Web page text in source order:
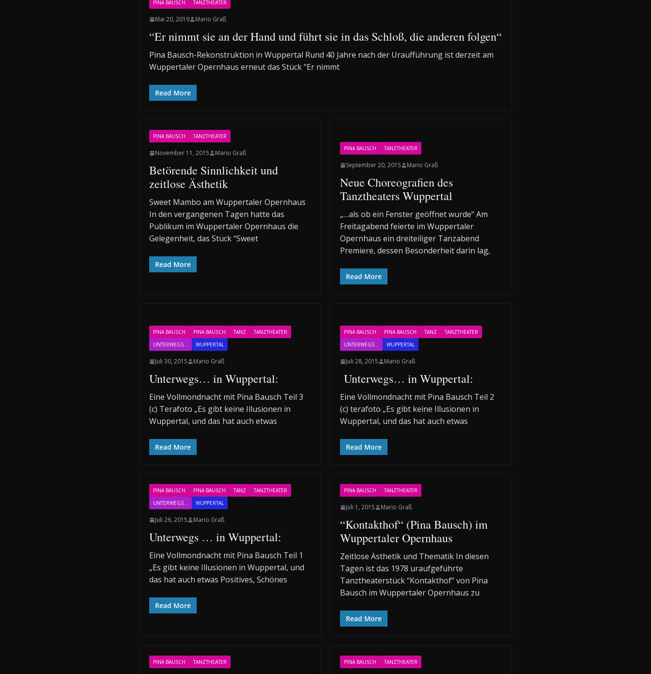
PINA BAUSCH TANZTHEATER
Mai 20, 2019 Mario Graß
“Er nimmt sie an der Hand und führt sie in das Schloß, die anderen folgen“
Pina Bausch-Rekonstruktion in Wuppertal Rund 40 Jahre nach der Uraufführung ist derzeit am
Wuppertaler Opernhaus erneut das Stück “Er nimmt
Read More
PINA BAUSCH TANZTHEATER
November 11, 2015 Mario Graß
Betörende Sinnlichkeit und
zeitlose Ästhetik
Sweet Mambo am Wuppertaler Opernhaus
In den vergangenen Tagen hatte das
Publikum im Wuppertaler Opernhaus die
Gelegenheit, das Stück “Sweet
Read More
PINA BAUSCH TANZTHEATER
September 20, 2015 Mario Graß
Neue Choreografien des
Tanztheaters Wuppertal
„…als ob ein Fenster geöffnet wurde“ Am
Freitagabend feierte im Wuppertaler
Opernhaus ein dreiteiliger Tanzabend
Premiere, dessen Besonderheit darin lag,
Read More
PINA BAUSCH PINA BAUSCH TANZ
TANZTHEATER
UNTERWEGS...
WUPPERTAL
Juli 30, 2015 Mario Graß
Unterwegs… in Wuppertal:
Eine Vollmondnacht mit Pina Bausch Teil 3
(c) Terafoto „Es gibt keine Illusionen in
Wuppertal, und das hat auch etwas
Read More
PINA BAUSCH PINA BAUSCH TANZ
TANZTHEATER
UNTERWEGS...
WUPPERTAL
Juli 28, 2015 Mario Graß
Unterwegs… in Wuppertal:
Eine Vollmondnacht mit Pina Bausch Teil 2
(c) terafoto „Es gibt keine Illusionen in
Wuppertal, und das hat auch etwas
Read More
PINA BAUSCH PINA BAUSCH TANZ
TANZTHEATER
UNTERWEGS...
WUPPERTAL
Juli 26, 2015 Mario Graß
Unterwegs … in Wuppertal:
Eine Vollmondnacht mit Pina Bausch Teil 1
„Es gibt keine Illusionen in Wuppertal, und
das hat auch etwas Positives, Schönes
Read More
PINA BAUSCH TANZTHEATER
Juli 1, 2015 Mario Graß
“Kontakthof“ (Pina Bausch) im
Wuppertaler Opernhaus
Zeitlose Ästhetik und Thematik In diesen
Tagen ist das 1978 uraufgeführte
Tanztheaterstück “Kontakthof“ von Pina
Bausch im Wuppertaler Opernhaus zu
Read More
PINA BAUSCH TANZTHEATER PINA BAUSCH TANZTHEATER